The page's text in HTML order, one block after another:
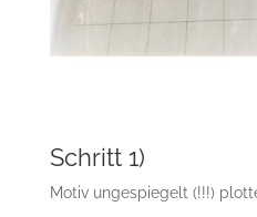
Schritt 1)
Motiv ungespiegelt (!!!)